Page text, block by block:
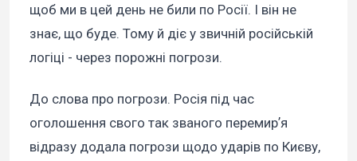
щоб ми в цей день не били по Росії. І він не
знає, що буде. Тому й діє у звичній російській
логіці - через порожні погрози.
До слова про погрози. Росія під час
оголошення свого так званого перемирʼя
відразу додала погрози щодо ударів по Києву,